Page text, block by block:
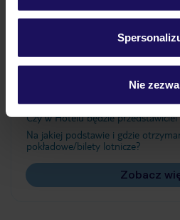
Szczegółowe informacje o
Nie
Ważne informacje
Często zadawane
Czy w Hotelu będzie przedstawiciel
Na jakiej podstawie i gdzie
pokładowe/bilety lotnicze?
Zobacz